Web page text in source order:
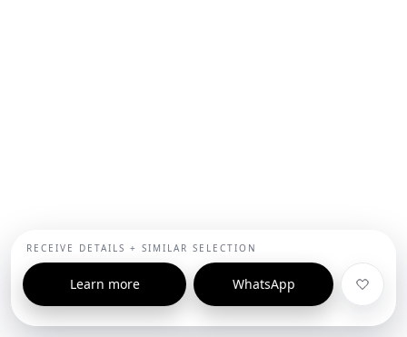
RECEIVE DETAILS + SIMILAR SELECTION
Learn more WhatsApp